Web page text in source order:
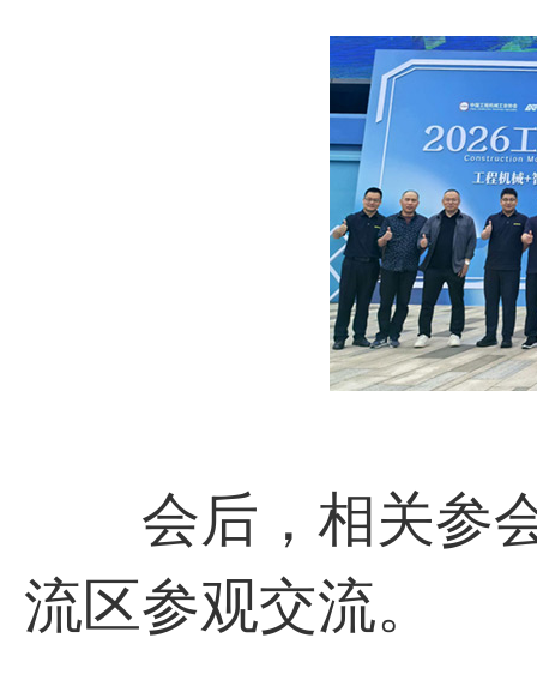
会后，相关参会
流区参观交流。